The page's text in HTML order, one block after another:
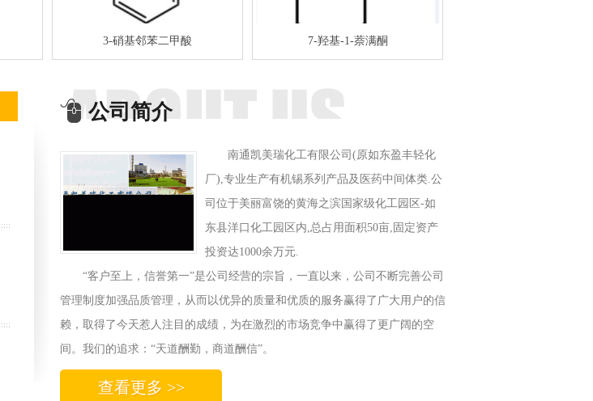
3-硝基邻苯二甲酸 7-羟基-1-萘满酮
公司简介
南通凯美瑞化工有限公司(原如东盈丰轻化
厂),专业生产有机锡系列产品及医药中间体类.公
司位于美丽富饶的黄海之滨国家级化工园区-如
东县洋口化工园区内,总占用面积50亩,固定资产
投资达1000余万元.
“客户至上，信誉第一”是公司经营的宗旨，一直以来，公司不断完善公司
管理制度加强品质管理，从而以优异的质量和优质的服务赢得了广大用户的信
赖，取得了今天惹人注目的成绩，为在激烈的市场竞争中赢得了更广阔的空
间。我们的追求：“天道酬勤，商道酬信”。
查看更多 >>